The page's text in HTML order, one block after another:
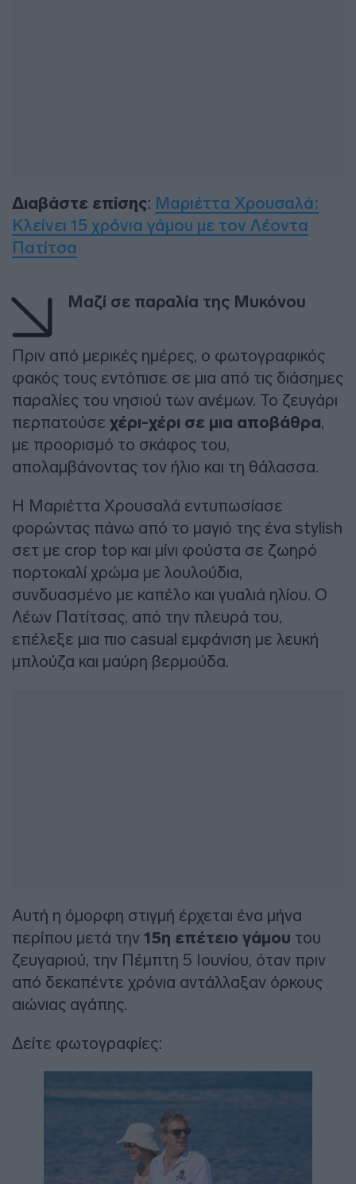
Διαβάστε επίσης: Μαριέττα Χρουσαλά:
Κλείνει 15 χρόνια γάμου με τον Λέοντα
Πατίτσα
Μαζί σε παραλία της Μυκόνου
Πριν από μερικές ημέρες, ο φωτογραφικός
φακός τους εντόπισε σε μια από τις διάσημες
παραλίες του νησιού των ανέμων. Το ζευγάρι
περπατούσε χέρι-χέρι σε μια αποβάθρα,
με προορισμό το σκάφος του,
απολαμβάνοντας τον ήλιο και τη θάλασσα.
Η Μαριέττα Χρουσαλά εντυπωσίασε
φορώντας πάνω από το μαγιό της ένα stylish
σετ με crop top και μίνι φούστα σε ζωηρό
πορτοκαλί χρώμα με λουλούδια,
συνδυασμένο με καπέλο και γυαλιά ηλίου. Ο
Λέων Πατίτσας, από την πλευρά του,
επέλεξε μια πιο casual εμφάνιση με λευκή
μπλούζα και μαύρη βερμούδα.
Αυτή η όμορφη στιγμή έρχεται ένα μήνα
περίπου μετά την 15η επέτειο γάμου του
ζευγαριού, την Πέμπτη 5 Ιουνίου, όταν πριν
από δεκαπέντε χρόνια αντάλλαξαν όρκους
αιώνιας αγάπης.
Δείτε φωτογραφίες: